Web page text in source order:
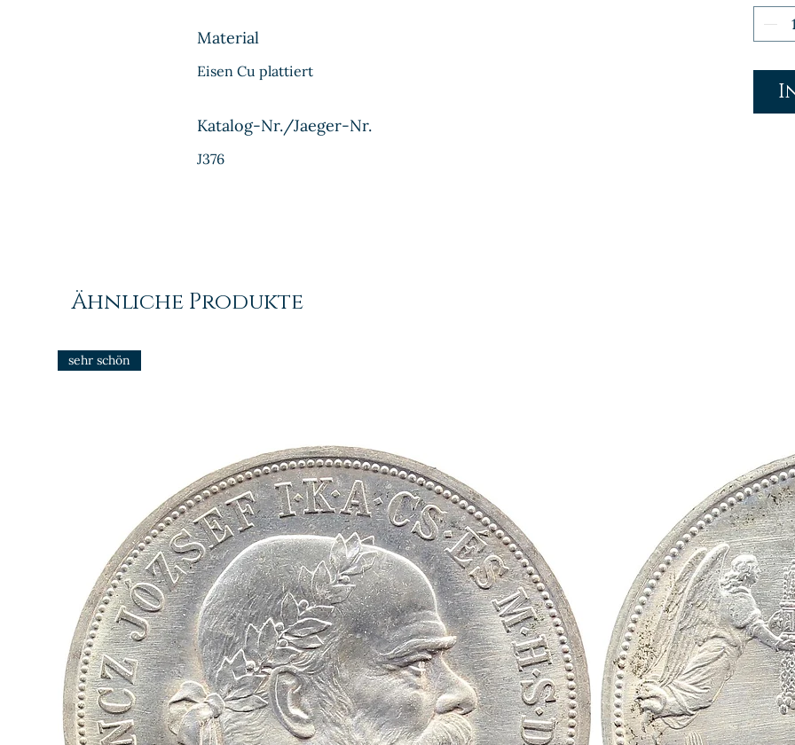
Material
Eisen Cu plattiert
Katalog-Nr./Jaeger-Nr.
J376
Ähnliche Produkte
sehr schön